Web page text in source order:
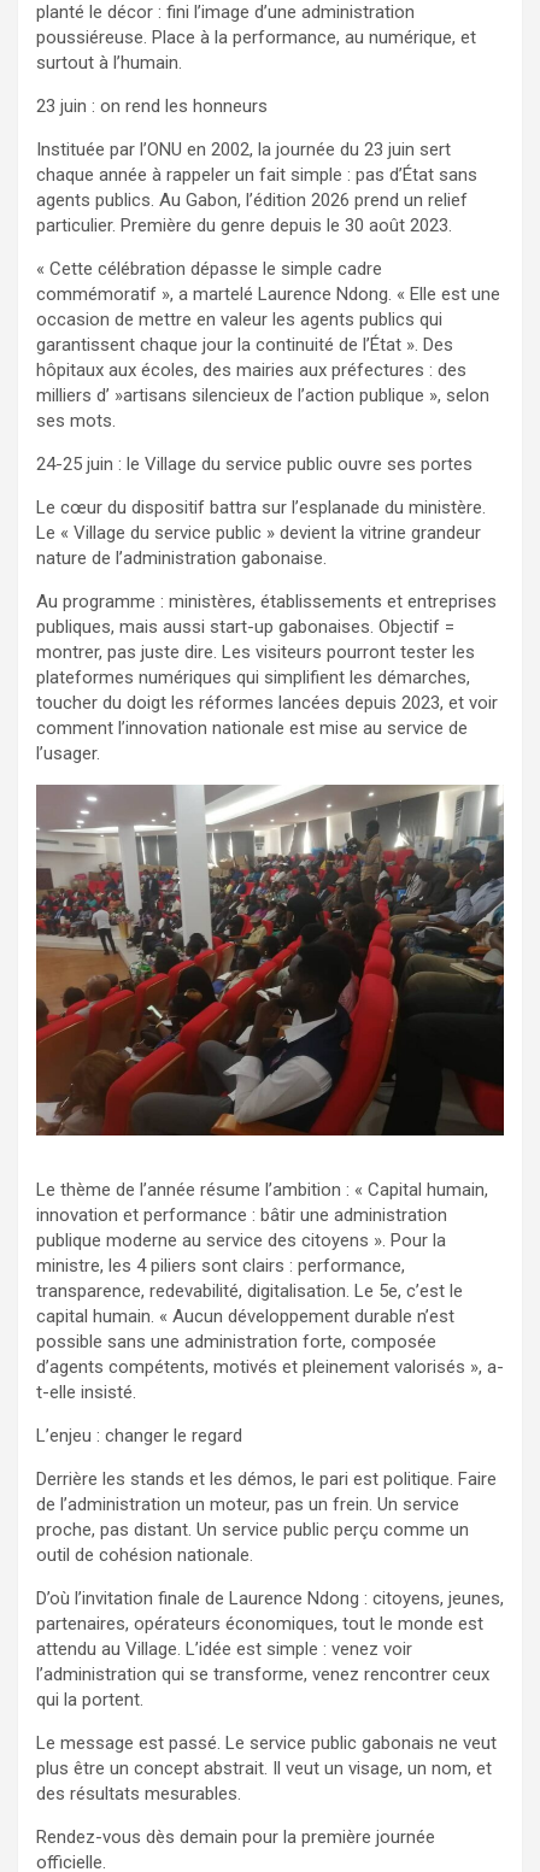
planté le décor : fini l’image d’une administration
poussiéreuse. Place à la performance, au numérique, et
surtout à l’humain.
23 juin : on rend les honneurs
Instituée par l’ONU en 2002, la journée du 23 juin sert
chaque année à rappeler un fait simple : pas d’État sans
agents publics. Au Gabon, l’édition 2026 prend un relief
particulier. Première du genre depuis le 30 août 2023.
« Cette célébration dépasse le simple cadre
commémoratif », a martelé Laurence Ndong. « Elle est une
occasion de mettre en valeur les agents publics qui
garantissent chaque jour la continuité de l’État ». Des
hôpitaux aux écoles, des mairies aux préfectures : des
milliers d’ »artisans silencieux de l’action publique », selon
ses mots.
24-25 juin : le Village du service public ouvre ses portes
Le cœur du dispositif battra sur l’esplanade du ministère.
Le « Village du service public » devient la vitrine grandeur
nature de l’administration gabonaise.
Au programme : ministères, établissements et entreprises
publiques, mais aussi start-up gabonaises. Objectif =
montrer, pas juste dire. Les visiteurs pourront tester les
plateformes numériques qui simplifient les démarches,
toucher du doigt les réformes lancées depuis 2023, et voir
comment l’innovation nationale est mise au service de
l’usager.
Le thème de l’année résume l’ambition : « Capital humain,
innovation et performance : bâtir une administration
publique moderne au service des citoyens ». Pour la
ministre, les 4 piliers sont clairs : performance,
transparence, redevabilité, digitalisation. Le 5e, c’est le
capital humain. « Aucun développement durable n’est
possible sans une administration forte, composée
d’agents compétents, motivés et pleinement valorisés », a-
t-elle insisté.
L’enjeu : changer le regard
Derrière les stands et les démos, le pari est politique. Faire
de l’administration un moteur, pas un frein. Un service
proche, pas distant. Un service public perçu comme un
outil de cohésion nationale.
D’où l’invitation finale de Laurence Ndong : citoyens, jeunes,
partenaires, opérateurs économiques, tout le monde est
attendu au Village. L’idée est simple : venez voir
l’administration qui se transforme, venez rencontrer ceux
qui la portent.
Le message est passé. Le service public gabonais ne veut
plus être un concept abstrait. Il veut un visage, un nom, et
des résultats mesurables.
Rendez-vous dès demain pour la première journée
officielle.